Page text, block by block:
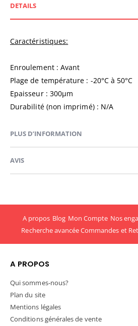
DETAILS
Caractéristiques:
Enroulement : Avant
Plage de température : -20°C à 50°C
Epaisseur : 300µm
Durabilité (non imprimé) : N/A
PLUS D’INFORMATION
AVIS
A propos Blog Mon Compte Nos
Recherche avancéeCommandes et
A PROPOS
Qui sommes-nous?
Plan du site
Mentions légales
Conditions générales de vente